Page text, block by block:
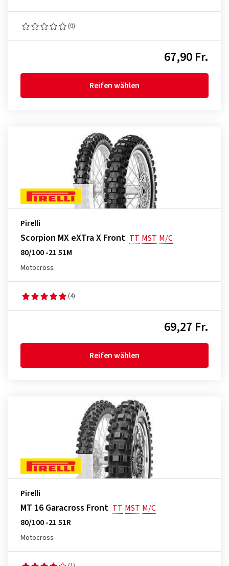
(0)
67,90 Fr.
Reifen wählen
Pirelli
Scorpion MX eXTra X Front TT MST M/C
80/100 -21 51M
Motocross
(4)
69,27 Fr.
Reifen wählen
Pirelli
MT 16 Garacross Front TT MST M/C
80/100 -21 51R
Motocross